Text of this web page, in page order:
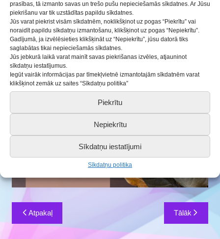
prasības, tā izmanto savas un trešo pušu nepieciešamās sīkdatnes. Ar Jūsu
piekrišanu var tik uzstādītas papildu sīkdatnes.
Jūs varat piekrist visām sīkdatnēm, noklikšķinot uz pogas “Piekrītu” vai
noraidīt papildu sīkdatņu izmantošanu, klikšķinot uz pogas “Nepiekrītu”.
Gadījumā, ja izvēlēsieties klikšķināt uz “Nepiekrītu”, jūsu datorā tiks
saglabātas tikai nepieciešamās sīkdatnes.
Jūs jebkurā laikā varat mainīt savas piekrišanas izvēles, atjauninot
sīkdatņu iestatījumus.
Iegūt vairāk informācijas par tīmekļvietnē izmantotajām sīkdatnēm varat
klikšķinot zemāk uz saites “Sīkdatņu politika”
Piekrītu
Nepiekrītu
Sīkdatņu iestatījumi
Sīkdatņu politika
01.09.2022 Aktualitātes
Sveicam Zinību dienā!
Ziņu
izvēlne
Atpakaļ Tālāk